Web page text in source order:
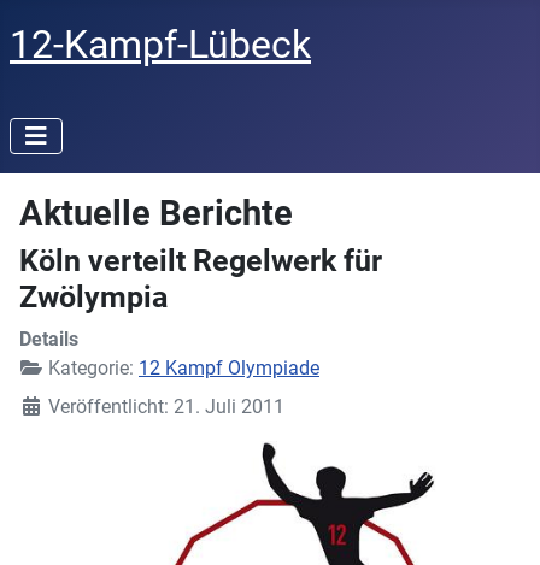
12-Kampf-Lübeck
Aktuelle Berichte
Köln verteilt Regelwerk für
Zwölympia
Details
Kategorie: 12 Kampf Olympiade
Veröffentlicht: 21. Juli 2011